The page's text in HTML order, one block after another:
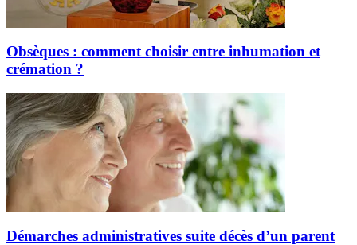
Obsèques : comment choisir entre inhumation et
crémation ?
Démarches administratives suite décès d’un parent